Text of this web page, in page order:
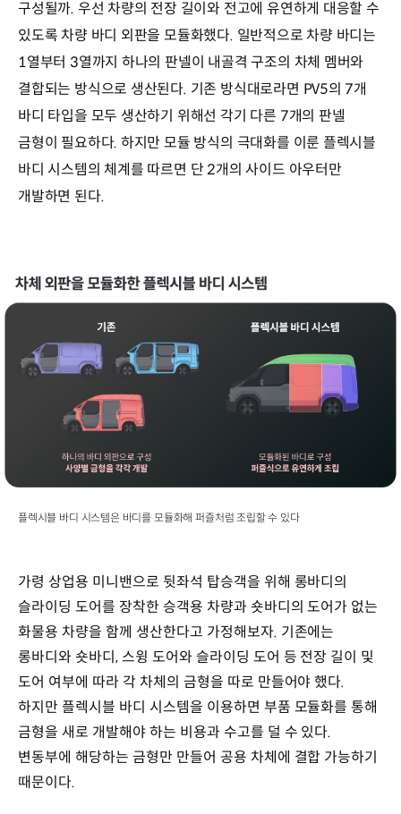
구성될까. 우선 차량의 전장 길이와 전고에 유연하게 대응할 수
있도록 차량 바디 외판을 모듈화했다. 일반적으로 차량 바디는
1열부터 3열까지 하나의 판넬이 내골격 구조의 차체 멤버와
결합되는 방식으로 생산된다. 기존 방식대로라면 PV5의 7개
바디 타입을 모두 생산하기 위해선 각기 다른 7개의 판넬
금형이 필요하다. 하지만 모듈 방식의 극대화를 이룬 플렉시블
바디 시스템의 체계를 따르면 단 2개의 사이드 아우터만
개발하면 된다.
플렉시블 바디 시스템은 바디를 모듈화해 퍼즐처럼 조립할 수 있다
가령 상업용 미니밴으로 뒷좌석 탑승객을 위해 롱바디의
슬라이딩 도어를 장착한 승객용 차량과 숏바디의 도어가 없는
화물용 차량을 함께 생산한다고 가정해보자. 기존에는
롱바디와 숏바디, 스윙 도어와 슬라이딩 도어 등 전장 길이 및
도어 여부에 따라 각 차체의 금형을 따로 만들어야 했다.
하지만 플렉시블 바디 시스템을 이용하면 부품 모듈화를 통해
금형을 새로 개발해야 하는 비용과 수고를 덜 수 있다.
변동부에 해당하는 금형만 만들어 공용 차체에 결합 가능하기
때문이다.